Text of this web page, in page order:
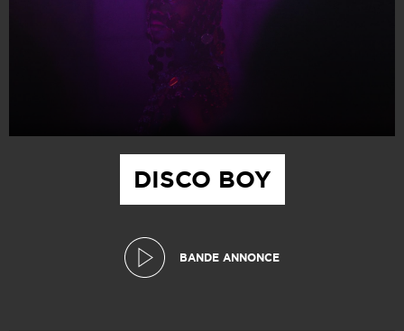
CAFÉ DU CINÉ
PRATIQUE
ÉDUCATION AUX IMAGES
DISCO BOY
BANDE ANNONCE